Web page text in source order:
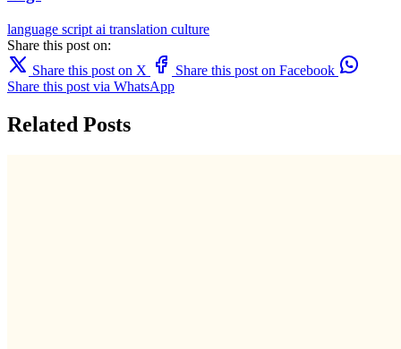
language script ai translation culture
Share this post on:
Share this post on X
Share this post on Facebook
Share this post via WhatsApp
Related Posts